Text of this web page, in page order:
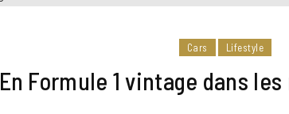
Cars Lifestyle
En Formule 1 vintage dans les